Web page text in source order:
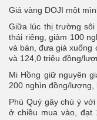
Giá vàng DOJI một
Giữa lúc thị trường
thái riêng, giảm 100
và bán, đưa giá xuống
và 124,0 triệu đồng/
Mi Hồng giữ nguyên
200 nghìn đồng/lượng,
Phú Quý gây chú ý
ở chiều mua vào, đạt